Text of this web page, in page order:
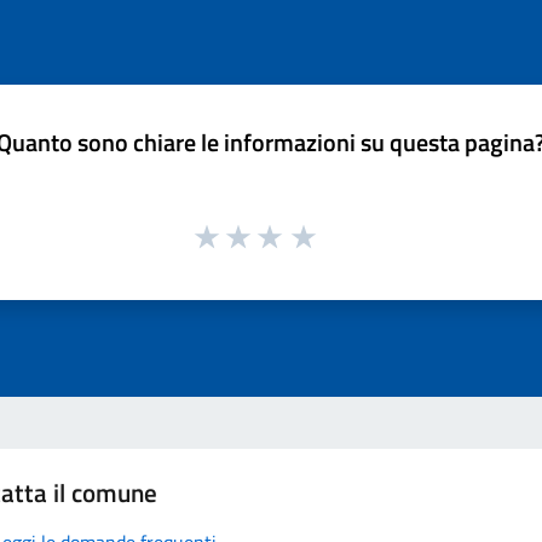
sono chiare le informazioni su questa
il comune